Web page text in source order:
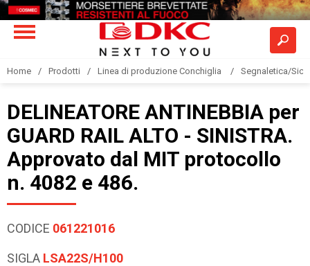
Home Prodotti Linea di produzione Conchiglia Segnaletica/
DELINEATORE ANTINEBBIA per
GUARD RAIL ALTO - SINISTRA.
Approvato dal MIT protocollo
n. 4082 e 486.
CODICE 061221016
SIGLA LSA22S/H100